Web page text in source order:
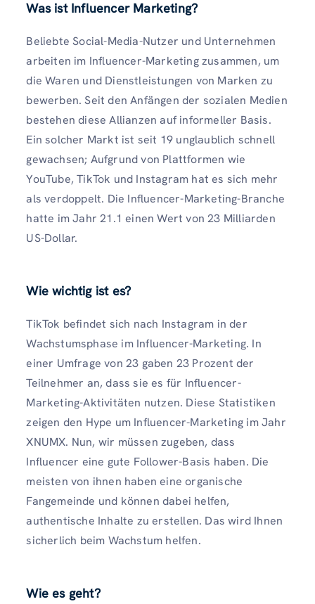
Was ist Influencer Marketing?
Beliebte Social-Media-Nutzer und Unternehmen
arbeiten im Influencer-Marketing zusammen, um
die Waren und Dienstleistungen von Marken zu
bewerben. Seit den Anfängen der sozialen Medien
bestehen diese Allianzen auf informeller Basis.
Ein solcher Markt ist seit 19 unglaublich schnell
gewachsen; Aufgrund von Plattformen wie
YouTube, TikTok und Instagram hat es sich mehr
als verdoppelt. Die Influencer-Marketing-Branche
hatte im Jahr 21.1 einen Wert von 23 Milliarden
US-Dollar.
Wie wichtig ist es?
TikTok befindet sich nach Instagram in der
Wachstumsphase im Influencer-Marketing. In
einer Umfrage von 23 gaben 23 Prozent der
Teilnehmer an, dass sie es für Influencer-
Marketing-Aktivitäten nutzen. Diese Statistiken
zeigen den Hype um Influencer-Marketing im Jahr
XNUMX. Nun, wir müssen zugeben, dass
Influencer eine gute Follower-Basis haben. Die
meisten von ihnen haben eine organische
Fangemeinde und können dabei helfen,
authentische Inhalte zu erstellen. Das wird Ihnen
sicherlich beim Wachstum helfen.
Wie es geht?